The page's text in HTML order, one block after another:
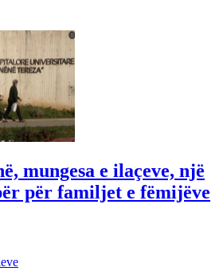
mungesa e ilaçeve, një
për familjet e fëmijëve